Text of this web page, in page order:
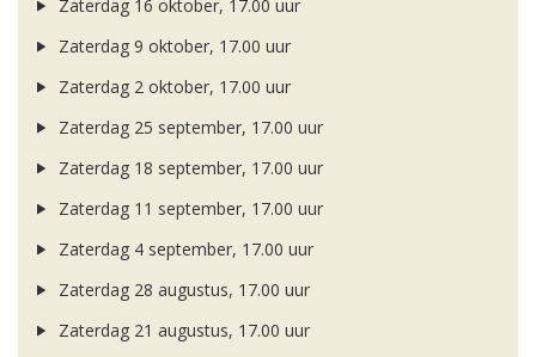
Zaterdag 16 oktober, 17.00 uur
Zaterdag 9 oktober, 17.00 uur
Zaterdag 2 oktober, 17.00 uur
Zaterdag 25 september, 17.00 uur
Zaterdag 18 september, 17.00 uur
Zaterdag 11 september, 17.00 uur
Zaterdag 4 september, 17.00 uur
Zaterdag 28 augustus, 17.00 uur
Zaterdag 21 augustus, 17.00 uur